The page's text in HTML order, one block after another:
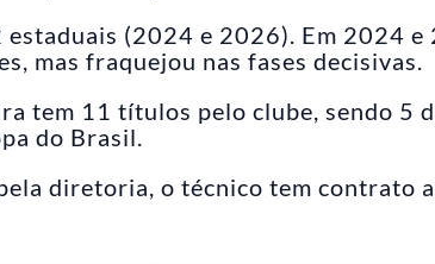
estaduais (2024 e 2026). Em 2024 e
mas fraquejou nas fases decisivas.
tem 11 títulos pelo clube, sendo 5
do Brasil.
diretoria, o técnico tem contrato